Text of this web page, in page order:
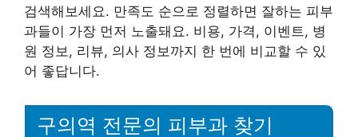
검색해보세요. 만족도 순으로 정렬하면 잘하는 피부
과들이 가장 먼저 노출돼요. 비용, 가격, 이벤트, 병
원 정보, 리뷰, 의사 정보까지 한 번에 비교할 수 있
어 좋답니다.
구의역 전문의 피부과 찾기